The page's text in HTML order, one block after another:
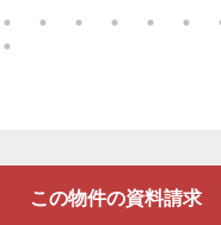
この物件の資料請求